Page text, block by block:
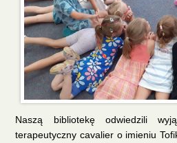
Naszą bibliotekę odwiedzili
terapeutyczny cavalier o imieniu